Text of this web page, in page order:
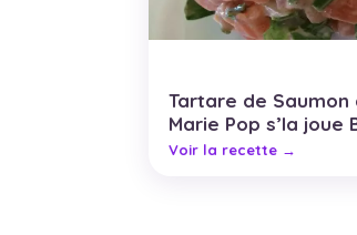
Tartare de Saumon
Marie Pop s’la joue